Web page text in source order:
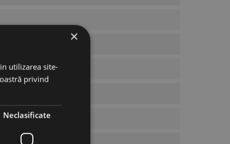
×
utilizarea site-
privind
Neclasificate